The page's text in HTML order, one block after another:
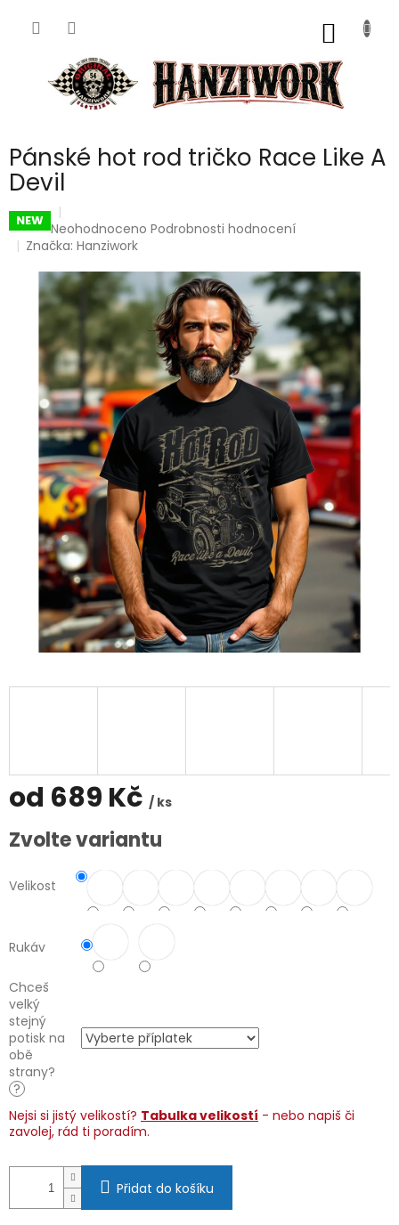
Pánské hot rod tričko Race Like A
Devil
NEW Průměrné
hodnocení
je
0,0
hvězdiček.
Neohodnoceno Podrobnosti hodnocení
Značka:Hanziwork
od 689 Kč / ks
Měrná
cena:
Zvolte variantu
Velikost
Rukáv
Chceš
velký
stejný
potisk na
obě
strany?
?
Nejsi si jistý velikostí? Tabulka velikostí - nebo napiš či
zavolej, rád ti poradím.
Přidat do košíku